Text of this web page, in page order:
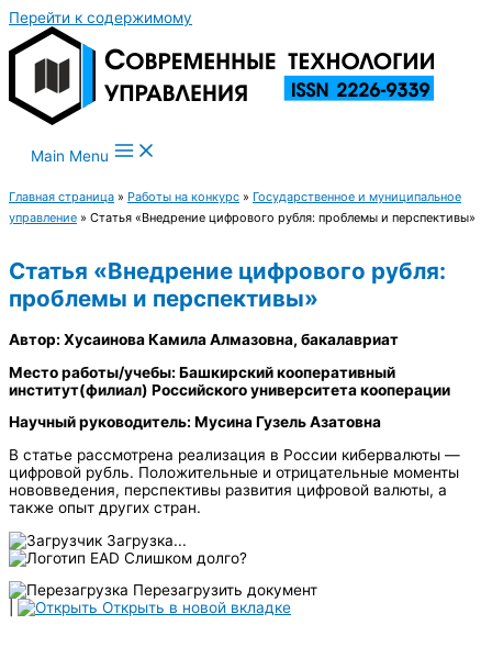
Перейти к содержимому
Main Menu
Главная страница » Работы на конкурс » Государственное и муниципальное
управление » Статья «Внедрение цифрового рубля: проблемы и перспективы»
Статья «Внедрение цифрового рубля:
проблемы и перспективы»
Автор: Хусаинова Камила Алмазовна, бакалавриат
Место работы/учебы: Башкирский кооперативный
институт(филиал) Российского университета кооперации
Научный руководитель: Мусина Гузель Азатовна
В статье рассмотрена реализация в России кибервалюты —
цифровой рубль. Положительные и отрицательные моменты
нововведения, перспективы развития цифровой валюты, а
также опыт других стран.
Загрузка...
Слишком долго?
Перезагрузить документ
Открыть в новой вкладке